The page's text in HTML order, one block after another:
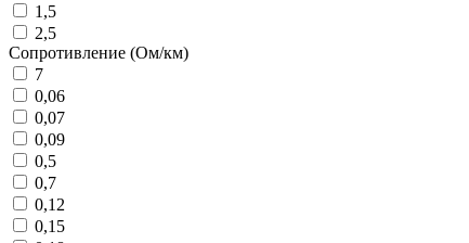
1,5
2,5
Сопротивление (Ом/км)
7
0,06
0,07
0,09
0,5
0,7
0,12
0,15